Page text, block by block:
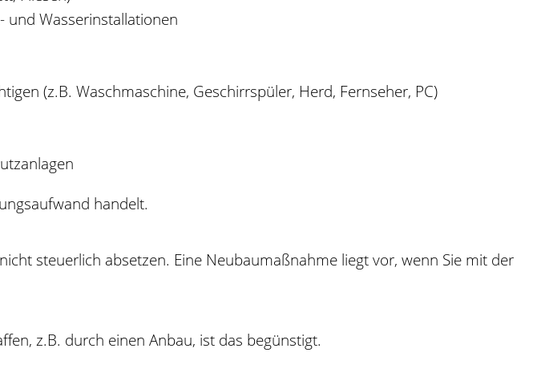
und Wasserinstallationen
(z.B. Waschmaschine, Geschirrspüler, Herd, Fernseher, PC)
handelt.
steuerlich absetzen. Eine Neubaumaßnahme liegt vor, wenn Sie mit der
z.B. durch einen Anbau, ist das begünstigt.